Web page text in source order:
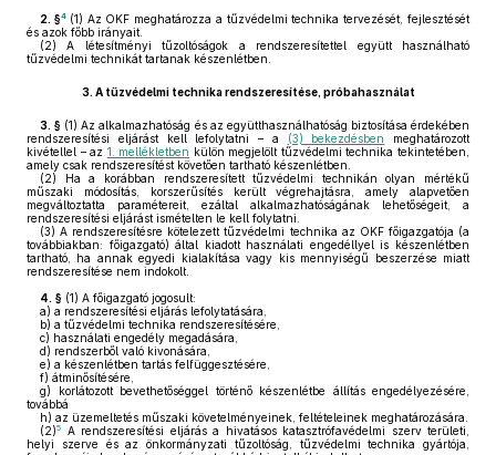
2. §4 (1) Az OKF meghatározza a tűzvédelmi technika tervezését, fejlesztését
és azok főbb irányait.
(2) A létesítményi tűzoltóságok a rendszeresítettel együtt használható
tűzvédelmi technikát tartanak készenlétben.
3. A tűzvédelmi technika rendszeresítése, próbahasználat
3. § (1) Az alkalmazhatóság és az együtthasználhatóság biztosítása érdekében
rendszeresítési eljárást kell lefolytatni – a
(3) bekezdésben
meghatározott
kivétellel – az 1. mellékletben külön megjelölt tűzvédelmi technika tekintetében,
amely csak rendszeresítést követően tartható készenlétben.
(2) Ha a korábban rendszeresített tűzvédelmi technikán olyan mértékű
műszaki módosítás, korszerűsítés került végrehajtásra, amely alapvetően
megváltoztatta paramétereit, ezáltal alkalmazhatóságának lehetőségeit, a
rendszeresítési eljárást ismételten le kell folytatni.
(3) A rendszeresítésre kötelezett tűzvédelmi technika az OKF főigazgatója (a
továbbiakban: főigazgató) által kiadott használati engedéllyel is készenlétben
tartható, ha annak egyedi kialakítása vagy kis mennyiségű beszerzése miatt
rendszeresítése nem indokolt.
4. § (1) A főigazgató jogosult:
a) a rendszeresítési eljárás lefolytatására,
b) a tűzvédelmi technika rendszeresítésére,
c) használati engedély megadására,
d) rendszerből való kivonására,
e) a készenlétben tartás felfüggesztésére,
f) átminősítésére,
g) korlátozott bevethetőséggel történő készenlétbe állítás engedélyezésére,
továbbá
h) az üzemeltetés műszaki követelményeinek, feltételeinek meghatározására.
(2)5
A rendszeresítési eljárás a hivatásos katasztrófavédelmi szerv területi,
helyi szerve és az önkormányzati tűzoltóság, tűzvédelmi technika gyártója,